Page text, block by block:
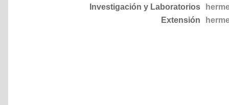
Investigación y Laboratorios
Extensión